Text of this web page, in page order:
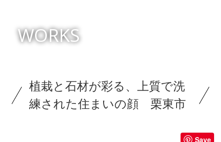
WORKS
植栽と石材が彩る、上質で洗
練された住まいの顔 栗東市
Save